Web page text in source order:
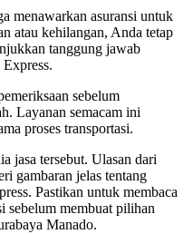
menawarkan asuransi untuk
atau kehilangan, Anda tetap
tanggung jawab
sebelum
Layanan semacam ini
proses transportasi.
jasa tersebut. Ulasan dari
gambaran jelas tentang
Pastikan untuk membaca
sebelum membuat pilihan
Manado.